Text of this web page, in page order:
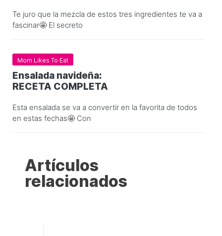
Te juro que la mezcla de estos tres ingredientes te va a
fascinar🤩 El secreto
Mom Likes To Eat
Ensalada navideña:
RECETA COMPLETA
Esta ensalada se va a convertir en la favorita de todos
en estas fechas🤩 Con
Artículos
relacionados